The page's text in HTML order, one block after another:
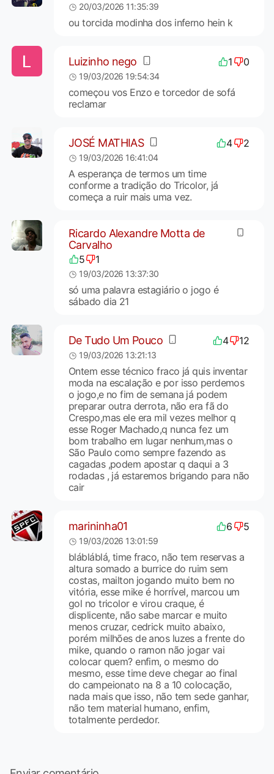
20/03/2026 11:35:39
ou torcida modinha dos inferno hein k
Luizinho nego 1 0
19/03/2026 19:54:34
começou vos Enzo e torcedor de sofá
reclamar
JOSÉ MATHIAS 4 2
19/03/2026 16:41:04
A esperança de termos um time
conforme a tradição do Tricolor, já
começa a ruir mais uma vez.
Ricardo Alexandre Motta de
Carvalho
5 1
19/03/2026 13:37:30
só uma palavra estagiário o jogo é
sábado dia 21
De Tudo Um Pouco 4 12
19/03/2026 13:21:13
Ontem esse técnico fraco já quis inventar
moda na escalação e por isso perdemos
o jogo,e no fim de semana já podem
preparar outra derrota, não era fã do
Crespo,mas ele era mil vezes melhor q
esse Roger Machado,q nunca fez um
bom trabalho em lugar nenhum,mas o
São Paulo como sempre fazendo as
cagadas ,podem apostar q daqui a 3
rodadas , já estaremos brigando para não
cair
marininha01 6 5
19/03/2026 13:01:59
blábláblá, time fraco, não tem reservas a
altura somado a burrice do ruim sem
costas, mailton jogando muito bem no
vitória, esse mike é horrível, marcou um
gol no tricolor e virou craque, é
displicente, não sabe marcar e muito
menos cruzar, cedrick muito abaixo,
porém milhões de anos luzes a frente do
mike, quando o ramon não jogar vai
colocar quem? enfim, o mesmo do
mesmo, esse time deve chegar ao final
do campeionato na 8 a 10 colocação,
nada mais que isso, não tem sede ganhar,
não tem material humano, enfim,
totalmente perdedor.